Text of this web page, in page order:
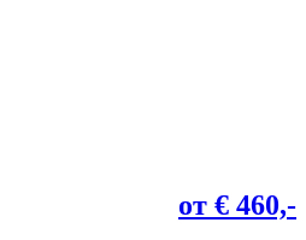
от € 460,-